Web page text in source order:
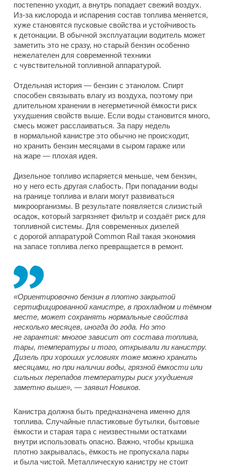
постепенно уходит, а внутрь попадает свежий воздух.
Из-за кислорода и испарения состав топлива меняется,
хуже становятся пусковые свойства и устойчивость
к детонации. В обычной эксплуатации водитель может
заметить это не сразу, но старый бензин особенно
нежелателен для современной техники
с чувствительной топливной аппаратурой.
Отдельная история — бензин с этанолом. Спирт
способен связывать влагу из воздуха, поэтому при
длительном хранении в негерметичной ёмкости риск
ухудшения свойств выше. Если воды становится много,
смесь может расслаиваться. За пару недель
в нормальной канистре это обычно не происходит,
но хранить бензин месяцами в сыром гараже или
на жаре — плохая идея.
Дизельное топливо испаряется меньше, чем бензин,
но у него есть другая слабость. При попадании воды
на границе топлива и влаги могут развиваться
микроорганизмы. В результате появляется слизистый
осадок, который загрязняет фильтр и создаёт риск для
топливной системы. Для современных дизелей
с дорогой аппаратурой Common Rail такая экономия
на запасе топлива легко превращается в ремонт.
«Ориентировочно бензин в плотно закрытой
сертифицированной канистре, в прохладном и тёмном
месте, может сохранять нормальные свойства
несколько месяцев, иногда до года. Но это
не гарантия: многое зависит от состава топлива,
тары, температуры и того, открывали ли канистру.
Дизель при хороших условиях тоже можно хранить
месяцами, но при наличии воды, грязной ёмкости или
сильных перепадов температуры риск ухудшения
заметно выше», — заявил Новиков.
Канистра должна быть предназначена именно для
топлива. Случайные пластиковые бутылки, бытовые
ёмкости и старая тара с неизвестными остатками
внутри использовать опасно. Важно, чтобы крышка
плотно закрывалась, ёмкость не пропускала пары
и была чистой. Металлическую канистру не стоит